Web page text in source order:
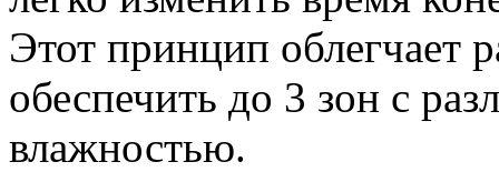
Этот принцип облегчает
обеспечить до 3 зон с
влажностью.